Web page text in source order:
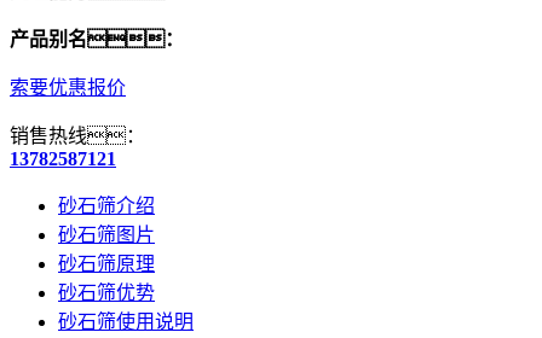
产品别名：
索要优惠报价
销售热线：
13782587121
砂石筛介绍
砂石筛图片
砂石筛原理
砂石筛优势
砂石筛使用说明